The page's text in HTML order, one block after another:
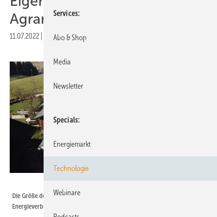
Agrarbetrieben
11.07.2022 Druckvorschau
Die Größe der Solaranlage und eines Batteriespeichers muss zum
Energieverbrauch des Landwirtschaftsbetriebs passen.
Services
Abo & Shop
Media
Newsletter
Specials
Energiemarkt
Technologie
Webinare